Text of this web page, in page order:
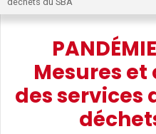
Mesures
des services